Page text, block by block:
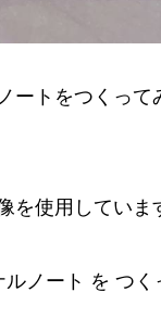
ートをつくって
を使用していま
ノート を つく